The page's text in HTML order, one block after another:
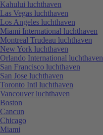
Kahului luchthaven
Las Vegas luchthaven
Los Angeles luchthaven
Miami International luchthaven
Montreal Trudeau luchthaven
New York luchthaven
Orlando International luchthaven
San Francisco luchthaven
San Jose luchthaven
Toronto Intl luchthaven
Vancouver luchthaven
Boston
Cancun
Chicago
Miami